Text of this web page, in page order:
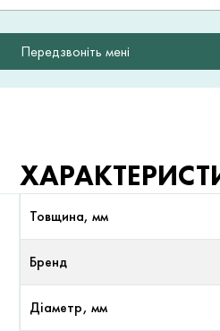
Передзвоніть мені
Товщина, мм
Бренд
Діаметр, мм